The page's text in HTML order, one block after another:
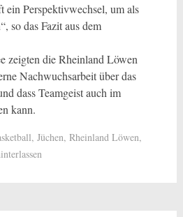
ein Perspektivwechsel, um als
so das Fazit aus dem
zeigten die Rheinland Löwen
Nachwuchsarbeit über das
dass Teamgeist auch im
kann.
, Jüchen, Rheinland Löwen,